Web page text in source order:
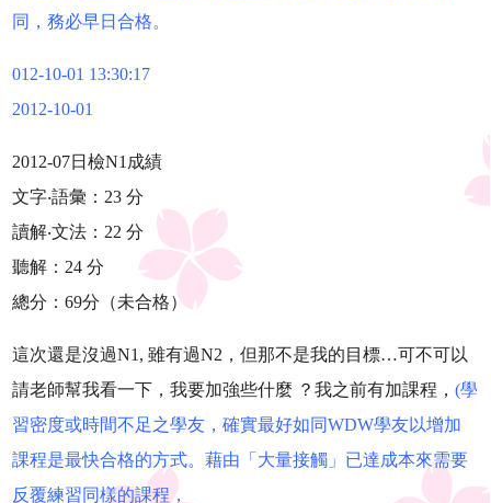
同，務必早日合格。
012-10-01 13:30:17
2012-10-01
2012-07日檢N1成績
文字‧語彙：23 分
讀解‧文法：22 分
聽解：24 分
總分：69分（未合格）
這次還是沒過N1, 雖有過N2，但那不是我的目標…可不可以
請老師幫我看一下，我要加強些什麼 ？我之前有加課程，(學
習密度或時間不足之學友，確實最好如同WDW學友以增加
課程是最快合格的方式。藉由「大量接觸」已達成本來需要
反覆練習同樣的課程，